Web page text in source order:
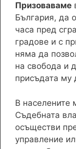
Призоваваме
България, да
часа пред
градове и с
няма да
на свобода и
присъдата му
В населените
Съдебната
осъществи
управление